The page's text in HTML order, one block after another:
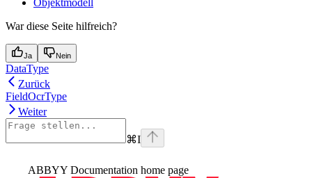
War diese Seite hilfreich?
Ja Nein
DataType
Zurück
FieldOcrType
Weiter
⌘I
ABBYY Documentation home page